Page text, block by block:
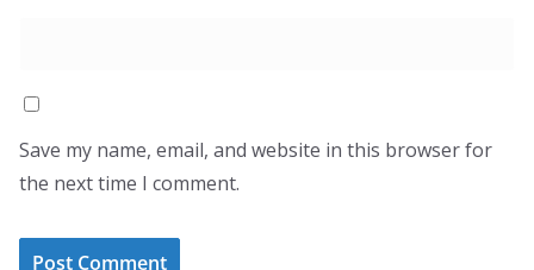
Save my name, email, and website in this browser for
the next time I comment.